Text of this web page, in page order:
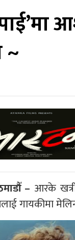
~
– आरके
गायकीमा